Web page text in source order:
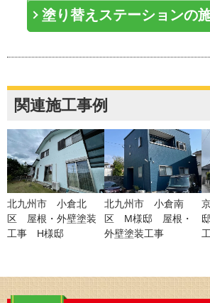
塗り替えステーションの
関連施工事例
北九州市 小倉北
区 屋根・外壁塗装
工事 H様邸
北九州市 小倉南
区 M様邸 屋根・
外壁塗装工事